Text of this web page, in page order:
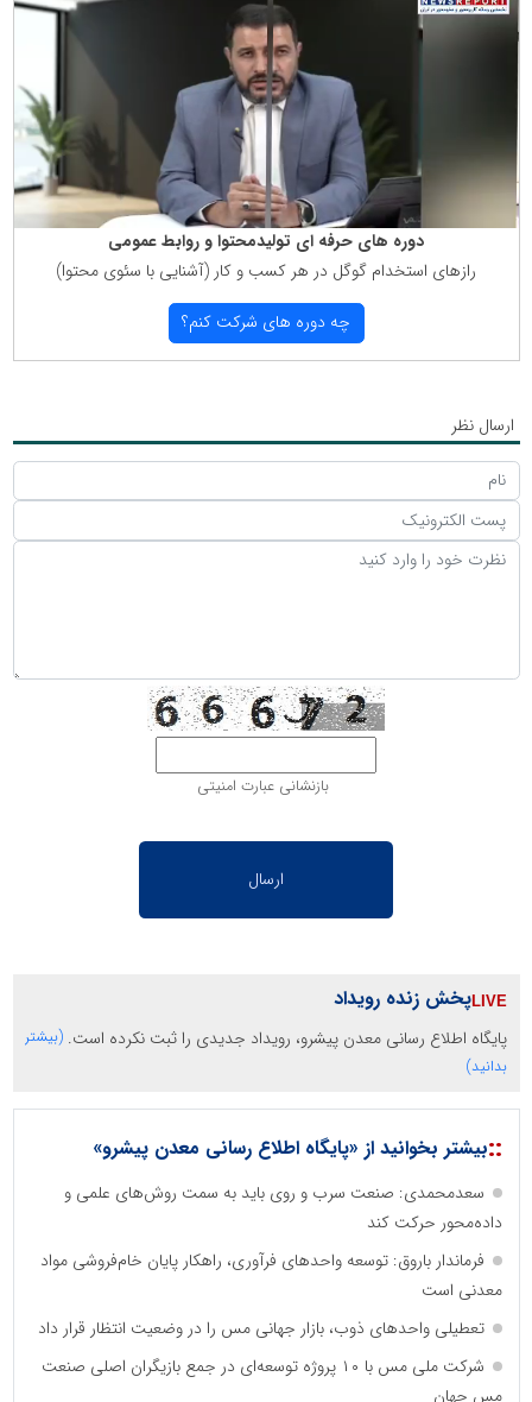
دوره های حرفه ای تولیدمحتوا و روابط عمومی
رازهای استخدام گوگل در هر كسب و كار (آشنایی با سئوی محتوا)
چه دوره های شركت كنم؟
ارسال نظر
بازنشانی عبارت امنیتی
پخش زنده رویداد
پایگاه اطلاع رسانی معدن پیشرو، رویداد جدیدی را ثبت نکرده است. (بیشتر
بدانید)
::بیشتر بخوانید از «پایگاه اطلاع رسانی معدن پیشرو»
سعدمحمدی: صنعت سرب و روی باید به سمت روش‌های علمی و
داده‌محور حرکت کند
فرماندار باروق: توسعه واحدهای فرآوری، راهکار پایان خام‌فروشی مواد
معدنی است
تعطیلی واحدهای ذوب، بازار جهانی مس را در وضعیت انتظار قرار داد
شرکت ملی مس با ۱۰ پروژه توسعه‌ای در جمع بازیگران اصلی صنعت
مس جهان